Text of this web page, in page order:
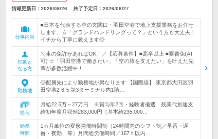
情報更新日：2026/06/26 終了予定日： 2026/08/27
仕事内容
■日本を代表する空の玄関口・羽田空港で地上支援業務をお任せ
します。☆「グランドハンドリングって？」という方も大丈夫！
イチから丁寧に教えます◎
対象と
なる方
＼車の免許があればOK！／【応募条件】■高卒以上 ■要普免(AT
可) ☆「羽田空港で働きたい」「空の旅を支えたい」を叶えた先
輩が多数活躍中！
勤務地
◎配属先により勤務地が異なります 【国際線】 東京都大田区羽
田空港2-6-5 第3ターミナル内1階…
給与
月給22.5万～27万円 ※賞与年2回・経験者優遇 残業代別途支
給初年度月収例283,000円（基本給235,000…
勤務
時間
1ヵ月単位の変形労働時間制（24時間内のシフト制／早番・遅
番・夜勤 等）月間総労働時間／167ｈ以内…